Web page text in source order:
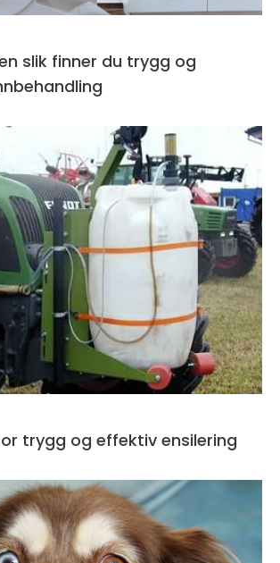
og
trygg og effektiv ensilering